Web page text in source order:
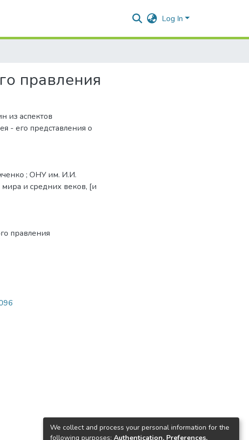
Log In
правления
из аспектов
- его представления о
; ОНУ им. И.И.
и средних веков, [и
правления
We collect and process your personal information for the
following purposes: Authentication, Preferences,